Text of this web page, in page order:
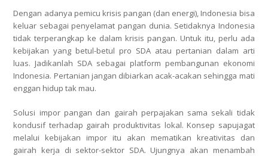
Dengan adanya pemicu krisis pangan (dan energi), Indonesia bisa
keluar sebagai penyelamat pangan dunia. Setidaknya Indonesia
tidak terperangkap ke dalam krisis pangan. Untuk itu, perlu ada
kebijakan yang betul-betul pro SDA atau pertanian dalam arti
luas. Jadikanlah SDA sebagai platform pembangunan ekonomi
Indonesia. Pertanian jangan dibiarkan acak-acakan sehingga mati
enggan hidup tak mau.
Solusi impor pangan dan gairah perpajakan sama sekali tidak
kondusif terhadap gairah produktivitas lokal. Konsep sapujagat
melalui kebijakan impor itu akan mematikan kreativitas dan
gairah kerja di sektor-sektor SDA. Ujungnya akan menambah